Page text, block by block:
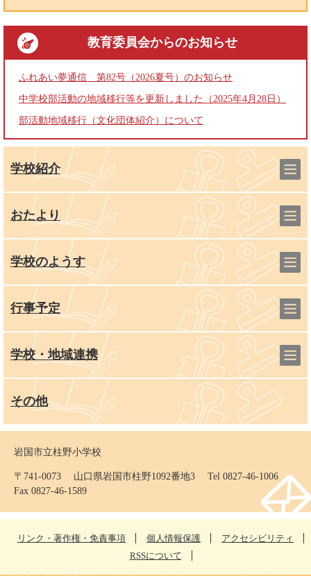
教育委員会からのお知らせ
ふれあい夢通信 第82号（2026夏号）のお知らせ
中学校部活動の地域移行等を更新しました（2025年4月28日）
部活動地域移行（文化団体紹介）について
学校紹介
おたより
学校のようす
行事予定
学校・地域連携
その他
岩国市立柱野小学校
〒741-0073 山口県岩国市柱野1092番地3 Tel 0827-46-1006
Fax 0827-46-1589
リンク・著作権・免責事項 個人情報保護
アクセシビリティ
RSSについて